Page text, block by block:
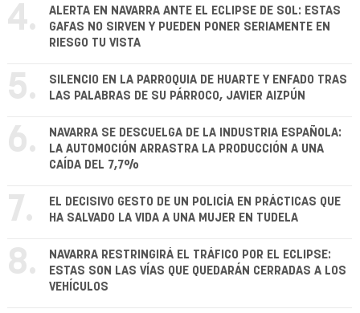
4.
ALERTA EN NAVARRA ANTE EL ECLIPSE DE SOL: ESTAS
GAFAS NO SIRVEN Y PUEDEN PONER SERIAMENTE EN
RIESGO TU VISTA
5.
SILENCIO EN LA PARROQUIA DE HUARTE Y ENFADO TRAS
LAS PALABRAS DE SU PÁRROCO, JAVIER AIZPÚN
6.
NAVARRA SE DESCUELGA DE LA INDUSTRIA ESPAÑOLA:
LA AUTOMOCIÓN ARRASTRA LA PRODUCCIÓN A UNA
CAÍDA DEL 7,7%
7.
EL DECISIVO GESTO DE UN POLICÍA EN PRÁCTICAS QUE
HA SALVADO LA VIDA A UNA MUJER EN TUDELA
8.
NAVARRA RESTRINGIRÁ EL TRÁFICO POR EL ECLIPSE:
ESTAS SON LAS VÍAS QUE QUEDARÁN CERRADAS A LOS
VEHÍCULOS